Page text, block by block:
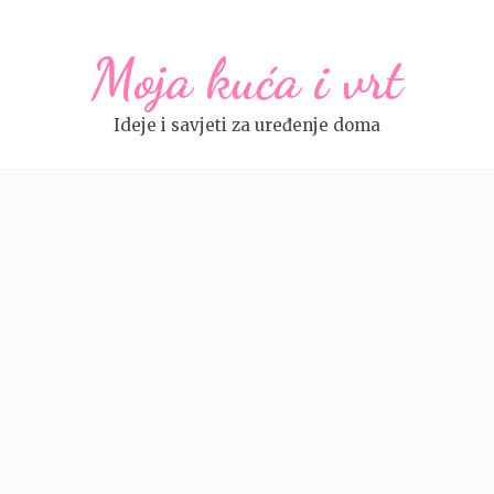
Moja kuća i vrt
Ideje i savjeti za uređenje doma